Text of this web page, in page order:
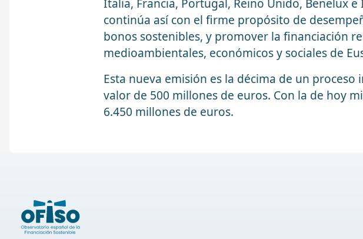
Italia, Francia, Portugal, Reino Unido, Benelux e
continúa así con el firme propósito de
bonos sostenibles, y promover la financiación
medioambientales, económicos y sociales de
Esta nueva emisión es la décima de un
valor de 500 millones de euros. Con la de hoy
6.450 millones de euros.